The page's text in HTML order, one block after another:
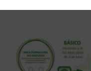
Ver
imagen
más